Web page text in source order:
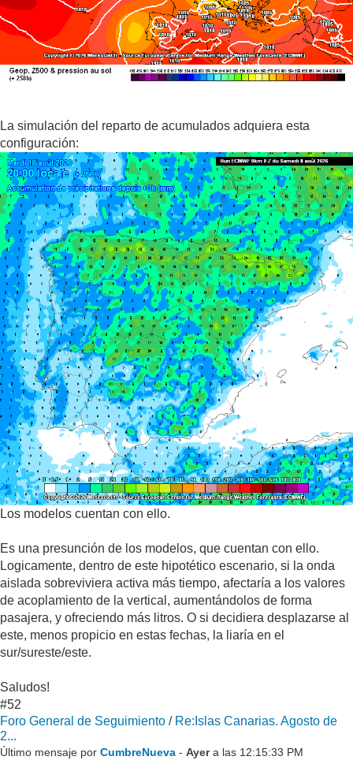
La simulación del reparto de acumulados adquiera esta
configuración:
Los modelos cuentan con ello.
Es una presunción de los modelos, que cuentan con ello.
Logicamente, dentro de este hipotético escenario, si la onda
aislada sobreviviera activa más tiempo, afectaría a los valores
de acoplamiento de la vertical, aumentándolos de forma
pasajera, y ofreciendo más litros. O si decidiera desplazarse al
este, menos propicio en estas fechas, la liaría en el
sur/sureste/este.
Saludos!
#52
Foro General de Seguimiento / Re:Islas Canarias. Agosto de
2...
Último mensaje por CumbreNueva - Ayera las 12:15:33 PM